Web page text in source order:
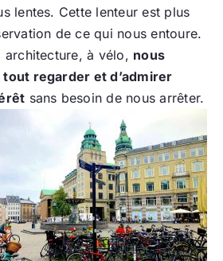
lentes. Cette lenteur est plus
de ce qui nous entoure.
architecture, à vélo, nous
regarder et d’admirer
sans besoin de nous arrêter.